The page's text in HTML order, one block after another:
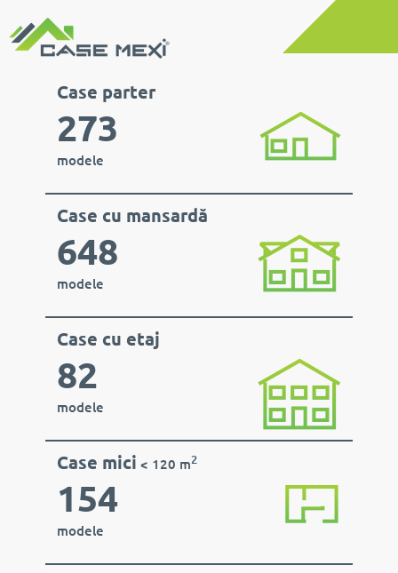
Case parter
273
modele
Case cu mansardă
648
modele
Case cu etaj
82
modele
Case mici < 120 m2
154
modele